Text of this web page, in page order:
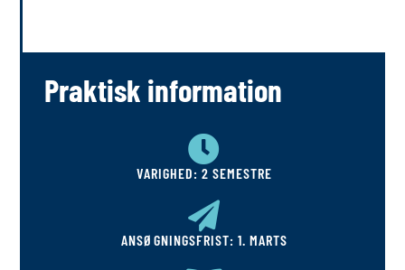
Praktisk information
VARIGHED: 2 SEMESTRE
ANSØGNINGSFRIST: 1. MARTS